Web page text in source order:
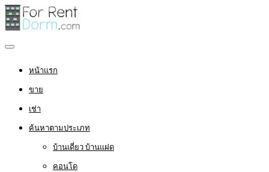
หน้าแรก
ขาย
เช่า
ค้นหาตามประเภท
บ้านเดี่ยว บ้านแฝด
คอนโด